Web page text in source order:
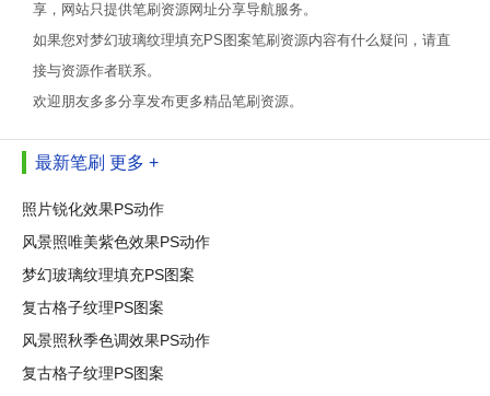
享，网站只提供笔刷资源网址分享导航服务。
如果您对梦幻玻璃纹理填充PS图案笔刷资源内容有什么疑问，请直
接与资源作者联系。
欢迎朋友多多分享发布更多精品笔刷资源。
最新笔刷 更多 +
照片锐化效果PS动作
风景照唯美紫色效果PS动作
梦幻玻璃纹理填充PS图案
复古格子纹理PS图案
风景照秋季色调效果PS动作
复古格子纹理PS图案